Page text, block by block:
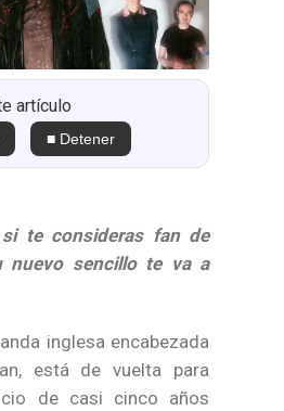
artículo
■ Detener
si te consideras fan de
nuevo sencillo te va a
inglesa encabezada
está de vuelta para
de casi cinco años